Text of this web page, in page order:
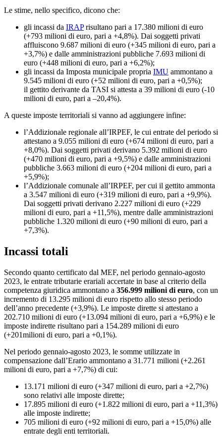
Le stime, nello specifico, dicono che:
gli incassi da IRAPrisultano pari a 17.380 milioni di euro
(+793 milioni di euro, pari a +4,8%). Dai soggetti privati
affluiscono 9.687 milioni di euro (+345 milioni di euro, pari a
+3,7%) e dalle amministrazioni pubbliche 7.693 milioni di
euro (+448 milioni di euro, pari a +6,2%);
gli incassi da Imposta municipale propria IMU ammontano a
9.545 milioni di euro (+52 milioni di euro, pari a +0,5%);
il gettito derivante da TASI si attesta a 39 milioni di euro (-10
milioni di euro, pari a –20,4%).
A queste imposte territoriali si vanno ad aggiungere infine:
l’Addizionale regionale all’IRPEF, le cui entrate del periodo si
attestano a 9.055 milioni di euro (+674 milioni di euro, pari a
+8,0%). Dai soggetti privati derivano 5.392 milioni di euro
(+470 milioni di euro, pari a +9,5%) e dalle amministrazioni
pubbliche 3.663 milioni di euro (+204 milioni di euro, pari a
+5,9%);
l’Addizionale comunale all’IRPEF, per cui il gettito ammonta
a 3.547 milioni di euro (+319 milioni di euro, pari a +9,9%).
Dai soggetti privati derivano 2.227 milioni di euro (+229
milioni di euro, pari a +11,5%), mentre dalle amministrazioni
pubbliche 1.320 milioni di euro (+90 milioni di euro, pari a
+7,3%).
Incassi totali
Secondo quanto certificato dal MEF, nel periodo gennaio-agosto
2023, le entrate tributarie erariali accertate in base al criterio della
competenza giuridica ammontano a 356.999 milioni di euro, con un
incremento di 13.295 milioni di euro rispetto allo stesso periodo
dell’anno precedente (+3,9%). Le imposte dirette si attestano a
202.710 milioni di euro (+13.094 milioni di euro, pari a +6,9%) e le
imposte indirette risultano pari a 154.289 milioni di euro
(+201milioni di euro, pari a +0,1%).
Nel periodo gennaio-agosto 2023, le somme utilizzate in
compensazione dall’Erario ammontano a 31.771 milioni (+2.261
milioni di euro, pari a +7,7%) di cui:
13.171 milioni di euro (+347 milioni di euro, pari a +2,7%)
sono relativi alle imposte dirette;
17.895 milioni di euro (+1.822 milioni di euro, pari a +11,3%)
alle imposte indirette;
705 milioni di euro (+92 milioni di euro, pari a +15,0%) alle
entrate degli enti territoriali.